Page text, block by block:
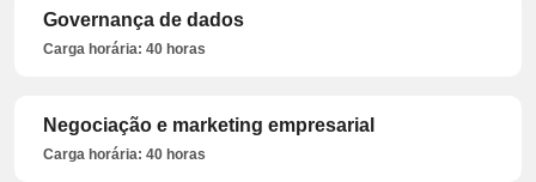
Governança de dados
Carga horária: 40 horas
Negociação e marketing empresarial
Carga horária: 40 horas